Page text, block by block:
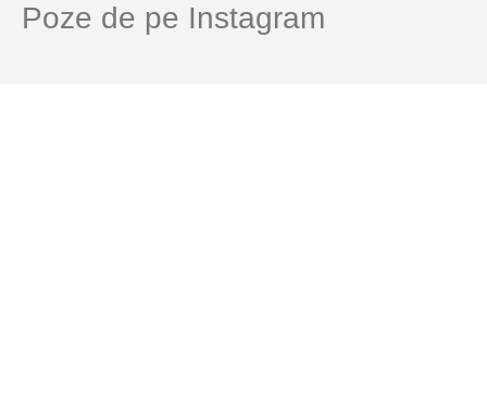
Poze de pe Instagram